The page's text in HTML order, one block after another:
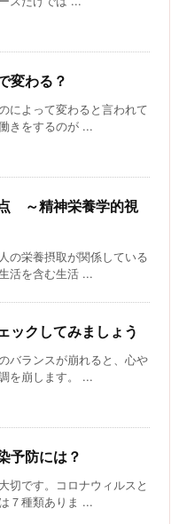
変わる？
によって変わると言われて
きをするのが ...
～精神栄養学的視
の栄養摂取が関係している
活を含む生活 ...
ックしてみましょう
バランスが崩れると、心や
を崩します。 ...
予防には？
切です。コロナウィルスと
７種類ありま ...